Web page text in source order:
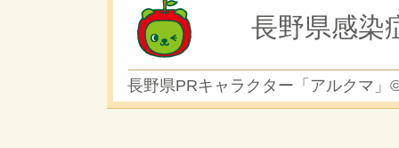
長野県感染
長野県PRキャラクター「アルクマ」